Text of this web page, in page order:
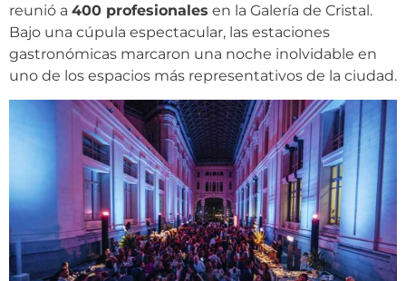
reunió a 400 profesionales en la Galería de Cristal.
Bajo una cúpula espectacular, las estaciones
gastronómicas marcaron una noche inolvidable en
uno de los espacios más representativos de la ciudad.